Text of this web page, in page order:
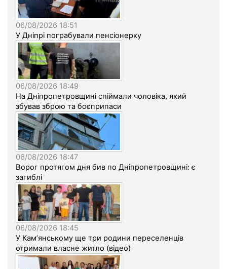
06/08/2026 18:51
У Дніпрі пограбували пенсіонерку
06/08/2026 18:49
На Дніпропетровщині спіймали чоловіка, який
збував зброю та боєприпаси
06/08/2026 18:47
Ворог протягом дня бив по Дніпропетровщині: є
загиблі
06/08/2026 18:45
У Кам’янському ще три родини переселенців
отримали власне житло (відео)